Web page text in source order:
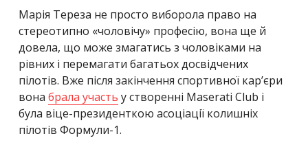
Марія Тереза не просто виборола право на
стереотипно «чоловічу» професію, вона ще й
довела, що може змагатись з чоловіками на
рівних і перемагати багатьох досвідчених
пілотів. Вже після закінчення спортивної кар’єри
вона брала участь у створенні Maserati Club і
була віце-президенткою асоціації колишніх
пілотів Формули-1.